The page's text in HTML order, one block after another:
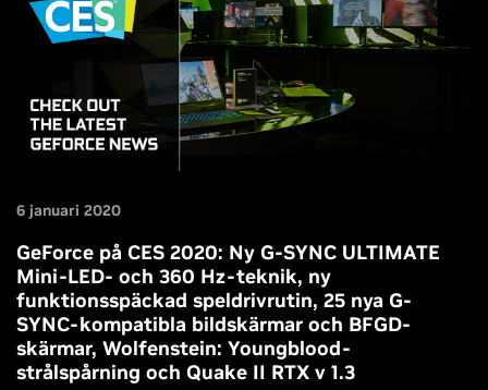
6 januari 2020
GeForce på CES 2020: Ny G-SYNC ULTIMATE
Mini-LED- och 360 Hz-teknik, ny
funktionsspäckad speldrivrutin, 25 nya G-
SYNC-kompatibla bildskärmar och BFGD-
skärmar, Wolfenstein: Youngblood-
strålspårning och Quake II RTX v 1.3